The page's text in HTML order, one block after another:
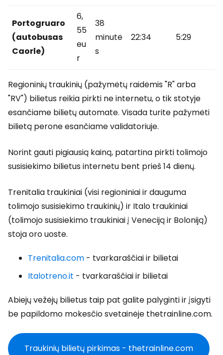
Portogruaro
(autobusas
Caorle)
6,
55
eu
r
38
minutė
s
22:34 5:29
Regioninių traukinių (pažymėtų raidėmis "R" arba
"RV") bilietus reikia pirkti ne internetu, o tik stotyje
esančiame bilietų automate. Visada turite pažymėti
bilietą perone esančiame validatoriuje.
Norint gauti pigiausią kainą, patartina pirkti tolimojo
susisiekimo bilietus internetu bent prieš 14 dienų.
Trenitalia traukiniai (visi regioniniai ir dauguma
tolimojo susisiekimo traukinių) ir Italo traukiniai
(tolimojo susisiekimo traukiniai į Veneciją ir Boloniją)
stoja oro uoste.
Trenitalia.com - tvarkaraščiai ir bilietai
Italotreno.it - tvarkaraščiai ir bilietai
Abiejų vežėjų bilietus taip pat galite palyginti ir įsigyti
be papildomo mokesčio svetainėje thetrainline.com.
Traukinių bilietų pirkimas - thetrainline.com